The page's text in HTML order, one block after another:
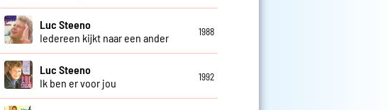
Luc Steeno
Iedereen kijkt naar een ander
1988
Luc Steeno
Ik ben er voor jou
1992